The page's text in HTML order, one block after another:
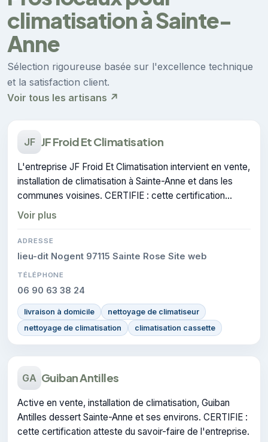
climatisation à Sainte-
Anne
Sélection rigoureuse basée sur l'excellence technique
et la satisfaction client.
Voir tous les artisans ↗
JF JF Froid Et Climatisation
L'entreprise JF Froid Et Climatisation intervient en vente,
installation de climatisation à Sainte-Anne et dans les
communes voisines. CERTIFIE : cette certification
atteste du savoir-faire de l'entreprise.
Voir plus
ADRESSE
lieu-dit Nogent 97115 Sainte Rose Site web
TÉLÉPHONE
06 90 63 38 24
livraison à domicile
nettoyage de climatiseur
nettoyage de climatisation
climatisation cassette
GA Guiban Antilles
Active en vente, installation de climatisation, Guiban
Antilles dessert Sainte-Anne et ses environs. CERTIFIE :
cette certification atteste du savoir-faire de l'entreprise.